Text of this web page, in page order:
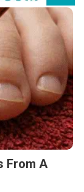
From A